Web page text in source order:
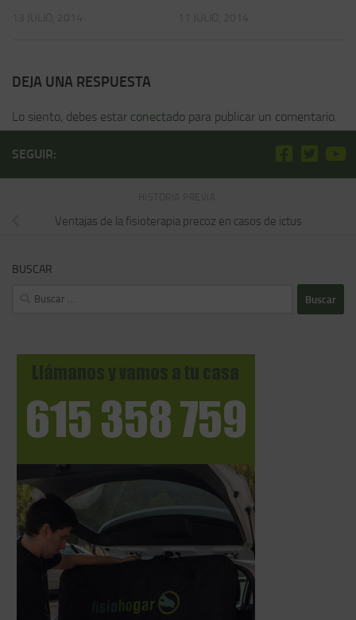
DEJA UNA RESPUESTA
Lo siento, debes estar conectado para publicar un comentario.
SEGUIR:
Ventajas de la fisioterapia precoz en casos de ictus
BUSCAR
Buscar: